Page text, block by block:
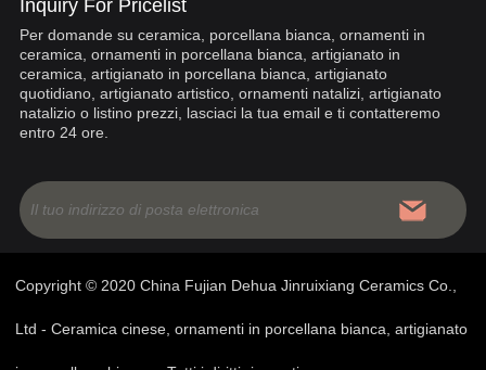
Inquiry For Pricelist
Per domande su ceramica, porcellana bianca, ornamenti in
ceramica, ornamenti in porcellana bianca, artigianato in
ceramica, artigianato in porcellana bianca, artigianato
quotidiano, artigianato artistico, ornamenti natalizi, artigianato
natalizio o listino prezzi, lasciaci la tua email e ti contatteremo
entro 24 ore.
Copyright © 2020 China Fujian Dehua Jinruixiang Ceramics Co.,
Ltd - Ceramica cinese, ornamenti in porcellana bianca, artigianato